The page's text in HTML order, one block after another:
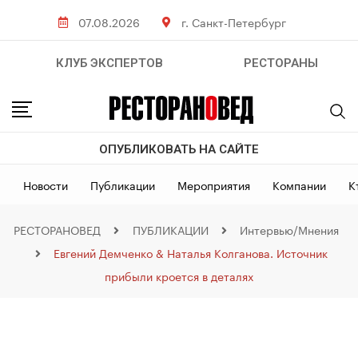
07.08.2026 г. Санкт-Петербург
КЛУБ ЭКСПЕРТОВ РЕСТОРАНЫ
ОПУБЛИКОВАТЬ НА САЙТЕ
Новости Публикации Мероприятия Компании
РЕСТОРАНОВЕД ПУБЛИКАЦИИ
Интервью/Мнения
Евгений Демченко & Наталья Колганова. Источник
прибыли кроется в деталях